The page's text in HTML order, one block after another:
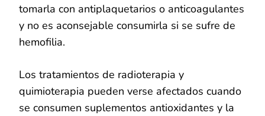
tomarla con antiplaquetarios o anticoagulantes
y no es aconsejable consumirla si se sufre de
hemofilia.
Los tratamientos de radioterapia y
quimioterapia pueden verse afectados cuando
se consumen suplementos antioxidantes y la